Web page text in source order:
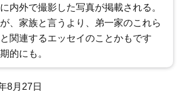
内外で撮影した写真が掲載される。
、家族と言うより、弟一家のこれら
関連するエッセイのことかもです
的にも。
8月27日